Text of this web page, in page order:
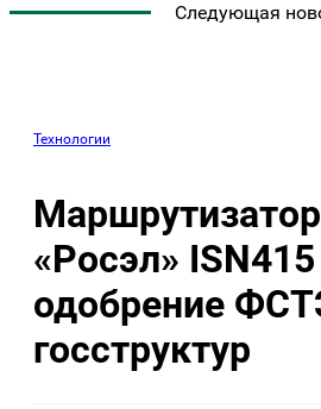
Следующая
Технологии
«Росэл»
одобрение
госструктур